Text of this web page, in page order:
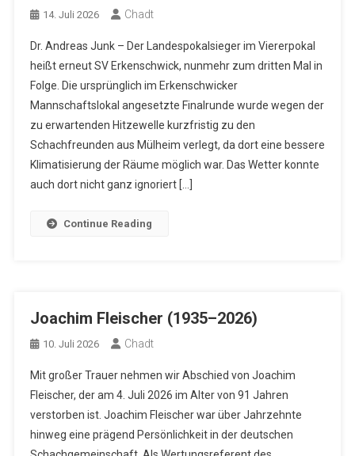
14. Juli 2026 Chadt
Dr. Andreas Junk – Der Landespokalsieger im Viererpokal
heißt erneut SV Erkenschwick, nunmehr zum dritten Mal in
Folge. Die ursprünglich im Erkenschwicker
Mannschaftslokal angesetzte Finalrunde wurde wegen der
zu erwartenden Hitzewelle kurzfristig zu den
Schachfreunden aus Mülheim verlegt, da dort eine bessere
Klimatisierung der Räume möglich war. Das Wetter konnte
auch dort nicht ganz ignoriert […]
Continue Reading
Joachim Fleischer (1935–2026)
10. Juli 2026 Chadt
Mit großer Trauer nehmen wir Abschied von Joachim
Fleischer, der am 4. Juli 2026 im Alter von 91 Jahren
verstorben ist. Joachim Fleischer war über Jahrzehnte
hinweg eine prägend Persönlichkeit in der deutschen